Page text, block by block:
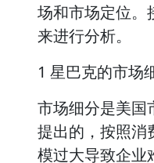
场和市场定位。
来进行分析。
1 星巴克的市场
市场细分是美国
提出的，按照消
模过大导致企业